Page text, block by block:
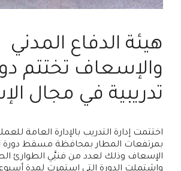
هيئة الدفاع المدني
والإسعاف تختتم
تدريبية في مجال
اختتمت إدارة التدريب بالإدارة العامة
بمرتفعات المطار بمحافظة مسقط دورة
الإسعاف وذلك لعدد من فنيَّي الطوارئ